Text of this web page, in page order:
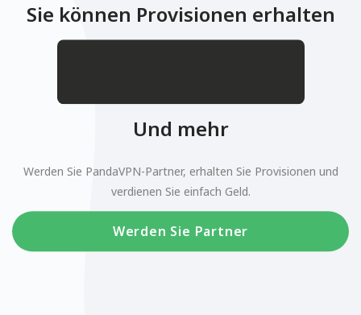
Sie können Provisionen erhalten
.
Und mehr
Werden Sie PandaVPN-Partner, erhalten Sie Provisionen und
verdienen Sie einfach Geld.
Werden Sie Partner